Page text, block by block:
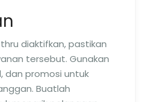
diaktifkan, pastikan
tersebut. Gunakan
dan promosi untuk
Buatlah